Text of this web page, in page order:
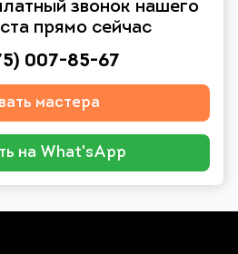
звонок нашего
прямо сейчас
007-85-67
мастера
на What'sApp